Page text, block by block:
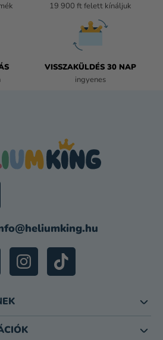
I
19 900 ft felett kínáljuk
VISSZAKÜLDÉS 30 NAP
ingyenes
@heliumking.hu